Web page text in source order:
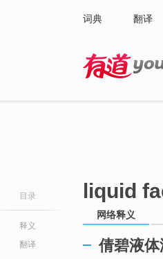
词典 翻译
目录
释义
翻译
liquid
网络释义
倩碧液